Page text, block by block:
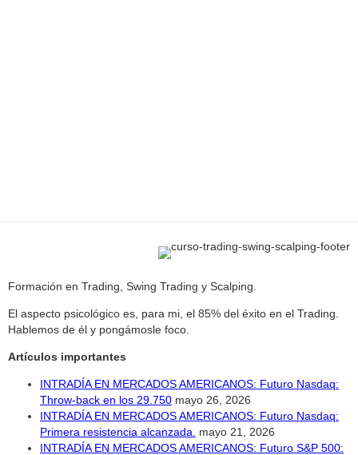
Formación en Trading, Swing Trading y Scalping.
El aspecto psicológico es, para mi, el 85% del éxito en el Trading.
Hablemos de él y pongámosle foco.
Artículos importantes
INTRADÍA EN MERCADOS AMERICANOS: Futuro Nasdaq:
Throw-back en los 29.750 mayo 26, 2026
INTRADÍA EN MERCADOS AMERICANOS: Futuro Nasdaq:
Primera resistencia alcanzada. mayo 21, 2026
INTRADÍA EN MERCADOS AMERICANOS: Futuro S&P 500: